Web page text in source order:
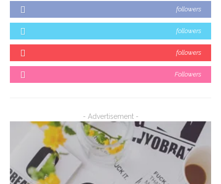
followers
followers
followers
Followers
- Advertisement -